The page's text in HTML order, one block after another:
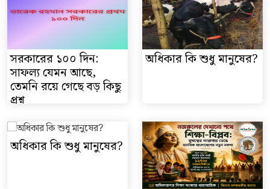
সরকারের ১০০ দিন:
সাফল্য যেমন আছে,
তেমনি রয়ে গেছে বড় কিছু
প্রশ্ন
অধিকার কি শুধু মানুষের?
অধিকার কি শুধু মানুষের?